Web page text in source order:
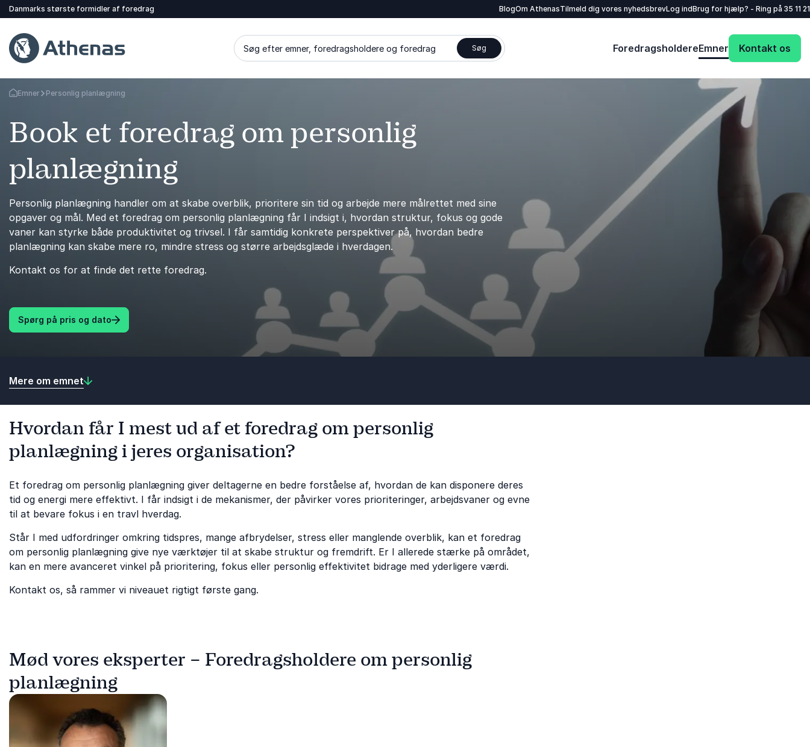
Danmarks største formidler af foredrag BlogOm AthenasTilmeld dig vores nyhedsbrevLog indBrug for hjælp? - Ring på 35 11
Søg efter emner, foredragsholdere og foredrag Søg ForedragsholdereEmner Kontakt os
Tilbage til forsiden
Emner Personlig planlægning
Book et foredrag om personlig
planlægning
Personlig planlægning handler om at skabe overblik, prioritere sin tid og arbejde mere målrettet med sine
opgaver og mål. Med et foredrag om personlig planlægning får I indsigt i, hvordan struktur, fokus og gode
vaner kan styrke både produktivitet og trivsel. I får samtidig konkrete perspektiver på, hvordan bedre
planlægning kan skabe mere ro, mindre stress og større arbejdsglæde i hverdagen.
Kontakt os for at finde det rette foredrag.
Spørg på pris og dato
E-mail
Evt. detaljer om dit arrangement
Mere om emnet
Hvordan får I mest ud af et foredrag om personlig
planlægning i jeres organisation?
Et foredrag om personlig planlægning giver deltagerne en bedre forståelse af, hvordan de kan disponere deres
tid og energi mere effektivt. I får indsigt i de mekanismer, der påvirker vores prioriteringer, arbejdsvaner og evne
til at bevare fokus i en travl hverdag.
Står I med udfordringer omkring tidspres, mange afbrydelser, stress eller manglende overblik, kan et foredrag
om personlig planlægning give nye værktøjer til at skabe struktur og fremdrift. Er I allerede stærke på området,
kan en mere avanceret vinkel på prioritering, fokus eller personlig effektivitet bidrage med yderligere værdi.
Kontakt os, så rammer vi niveauet rigtigt første gang.
Mød vores eksperter – Foredragsholdere om personlig
planlægning